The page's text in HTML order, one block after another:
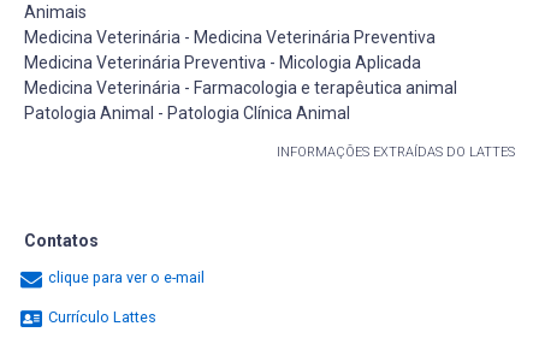
Animais
Medicina Veterinária - Medicina Veterinária Preventiva
Medicina Veterinária Preventiva - Micologia Aplicada
Medicina Veterinária - Farmacologia e terapêutica animal
Patologia Animal - Patologia Clínica Animal
INFORMAÇÕES EXTRAÍDAS DO LATTES
Contatos
clique para ver o e-mail
Currículo Lattes